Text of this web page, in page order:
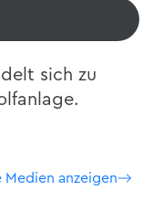
sich zu
Medien anzeigen